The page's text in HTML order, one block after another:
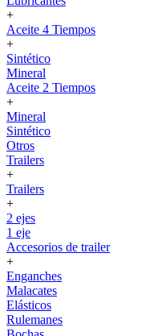
+
Aceite 4 Tiempos
+
Sintético
Mineral
Aceite 2 Tiempos
+
Mineral
Sintético
Otros
Trailers
+
Trailers
+
2 ejes
1 eje
Accesorios de trailer
+
Enganches
Malacates
Elásticos
Rulemanes